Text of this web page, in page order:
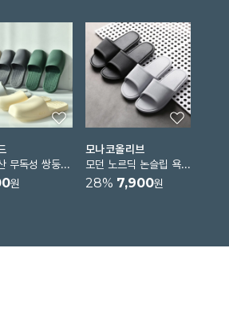
1+1 국산 무독성 쌍둥이 욕실화
원
모나코올리브
모던 노르딕 논슬립 욕실화
28% 7,900원